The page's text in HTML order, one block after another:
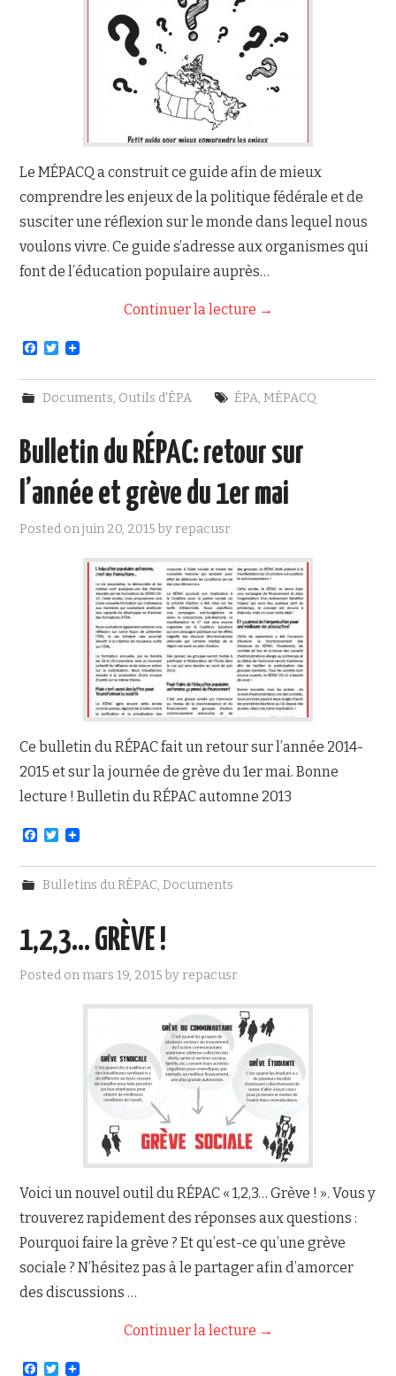
Le MÉPACQ a construit ce guide afin de mieux
comprendre les enjeux de la politique fédérale et de
susciter une réflexion sur le monde dans lequel nous
voulons vivre. Ce guide s’adresse aux organismes qui
font de l’éducation populaire auprès…
Continuer la lecture →
F
c
e
b
k
T
i
t
Documents, Outils d'ÉPA ÉPA, MÉPACQ
Bulletin du RÉPAC: retour sur
l’année et grève du 1er mai
Posted onjuin 20, 2015 byrepacusr
Ce bulletin du RÉPAC fait un retour sur l’année 2014-
2015 et sur la journée de grève du 1er mai. Bonne
lecture ! Bulletin du RÉPAC automne 2013
F
c
e
b
k
T
i
t
t
Bulletins du RÉPAC, Documents
1,2,3… GRÈVE !
Posted onmars 19, 2015 byrepacusr
Voici un nouvel outil du RÉPAC « 1,2,3… Grève ! ». Vous y
trouverez rapidement des réponses aux questions :
Pourquoi faire la grève ? Et qu’est-ce qu’une grève
sociale ? N’hésitez pas à le partager afin d’amorcer
des discussions …
Continuer la lecture →
F
T